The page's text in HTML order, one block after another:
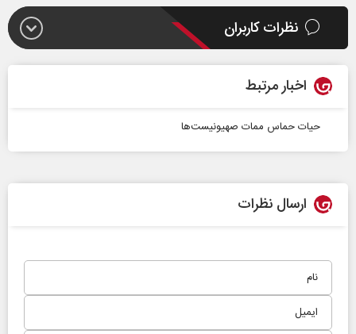
نظرات کاربران
اخبار مرتبط
حیات حماس ممات صهیونیست‌ها
ارسال نظرات